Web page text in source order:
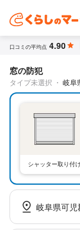
口コミの平均点 4.90
窓の防犯
タイプ未選択 ・ 岐阜
シャッター取り付け
岐阜県可児